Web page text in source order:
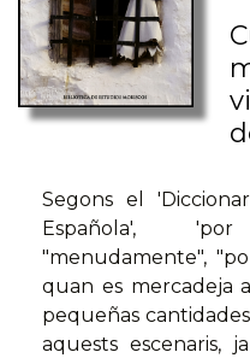
Segons el
Española',
"menudamente",
quan es mercadeja
pequeñas
aquests escenaris,